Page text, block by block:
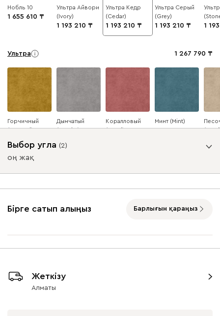
Нобль 10
1 655 610
Ультра Айвори
(Ivory)
1 193 210
Ультра Кедр
(Cedar)
1 193 210
Ультра Серый
(Grey)
1 193 210 1
Ультра 1 267 790
Горчичный
(Mustard)
Дымчатый
(Smoke)
Коралловый
(Coral)
Минт (Mint)
Онли
Выбор угла (2)
оң жақ
Бірге сатып алыңыз Барлығын қараңыз
Жеткізу
Алматы